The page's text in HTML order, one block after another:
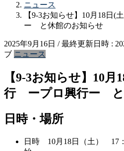
ニュース
【9-3お知らせ】10月18日
ー と休館のお知らせ
2025年9月16日 / 最終更新日時 :
ブ ニュース
【9-3お知らせ】10月
行 ープロ興行ー と
日時・場所
日時 10月18日（土）